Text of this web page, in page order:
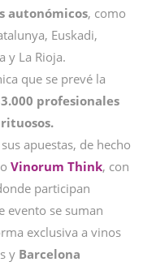
autonómicos, como
Euskadi,
y La Rioja.
que se prevé la
profesionales
apuestas, de hecho
Vinorum Think, con
participan
evento se suman
exclusiva a vinos
y Barcelona